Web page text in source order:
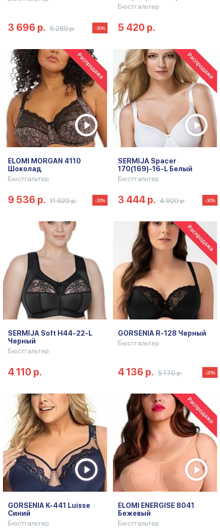
3 696 р. 5 280 р. -30%
Бюстгальтер
5 420 р.
ELOMI MORGAN 4110
Шоколад
Бюстгальтер
9 536 р. 11 920 р. -20%
SERMIJA Spacer
170(169)-16-L Белый
Бюстгальтер
3 444 р. 4 920 р. -30%
SERMIJA Soft H44-22-L
Черный
Бюстгальтер
4 110 р.
GORSENIA R-128 Черный
Бюстгальтер
4 136 р. 5 170 р. -20%
GORSENIA K-441 Luisse
Синий
Бюстгальтер
ELOMI ENERGISE 8041
Бежевый
Бюстгальтер